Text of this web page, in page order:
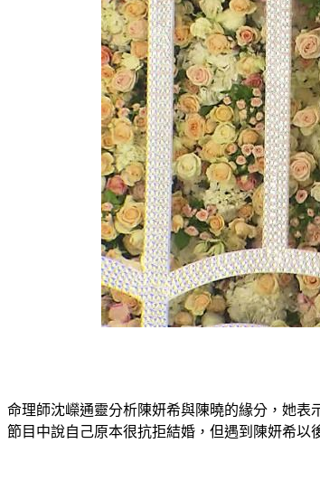
命理師沈嶸通靈分析陳妍希與陳曉的緣分，她表
節目中說自己原本很抗拒結婚，但遇到陳妍希以